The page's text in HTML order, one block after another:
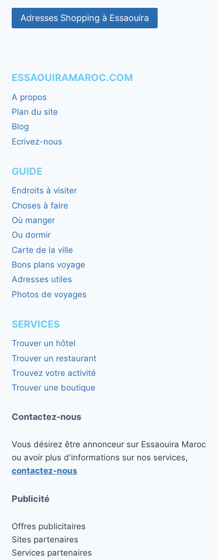
Adresses Shopping à Essaouira
ESSAOUIRAMAROC.COM
A propos
Plan du site
Blog
Ecrivez-nous
GUIDE
Endroits à visiter
Choses à faire
Où manger
Ou dormir
Carte de la ville
Bons plans voyage
Adresses utiles
Photos de voyages
SERVICES
Trouver un hôtel
Trouver un restaurant
Trouvez votre activité
Trouver une boutique
Contactez-nous
Vous désirez être annonceur sur Essaouira Maroc
ou avoir plus d'informations sur nos services,
contactez-nous
Publicité
Offres publicitaires
Sites partenaires
Services partenaires